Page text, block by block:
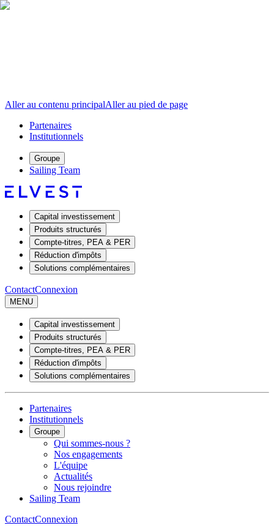
Aller au contenu principalAller au pied de page
Partenaires
Institutionnels
Groupe
Sailing Team
Capital investissement
Produits structurés
Compte-titres, PEA & PER
Réduction d'impôts
Solutions complémentaires
ContactConnexion
MENU
Capital investissement
Produits structurés
Compte-titres, PEA & PER
Réduction d'impôts
Solutions complémentaires
Partenaires
Institutionnels
Groupe
Qui sommes-nous ?
Nos engagements
L'équipe
Actualités
Nous rejoindre
Sailing Team
ContactConnexion